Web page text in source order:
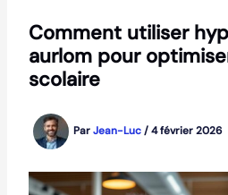
Comment utiliser
aurlom pour
scolaire
ParJean-Luc/4 février 2026